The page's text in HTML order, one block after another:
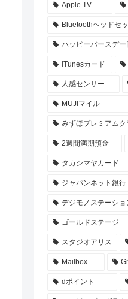
Apple TV
Bluetoothヘッドセ
ハッピーバースデ
iTunesカード
人感センサー
MUJIマイル
みずほプレミアムク
2週間満期預金
タカシマヤカード
ジャパンネット銀行
デジモノステーショ
ゴールドステージ
スタジオアリス
Mailbox
dポイント